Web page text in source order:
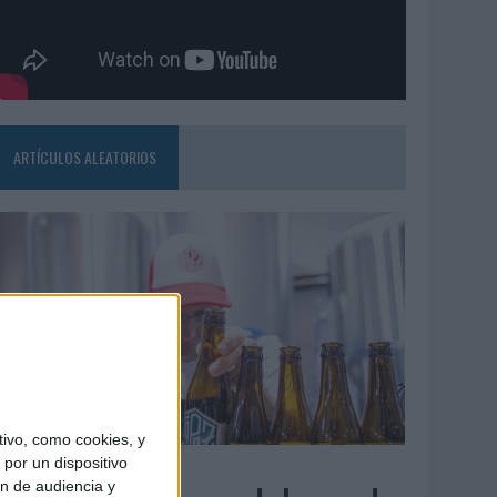
como cookies, y
un dispositivo
de audiencia y
ARTÍCULOS ALEATORIOS
08/2026